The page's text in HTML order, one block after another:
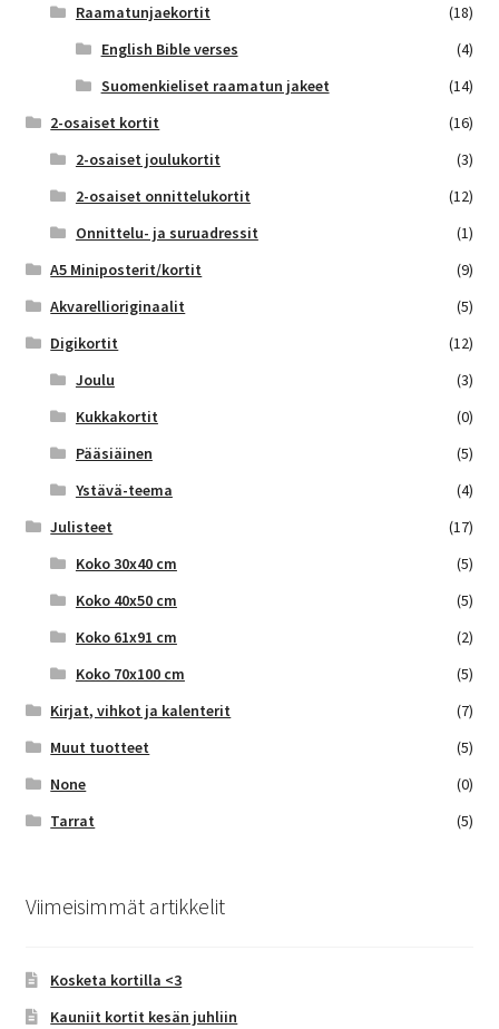
Raamatunjaekortit
(18)
English Bible verses
(4)
Suomenkieliset raamatun jakeet
(14)
2-osaiset kortit
(16)
2-osaiset joulukortit
(3)
2-osaiset onnittelukortit
(12)
Onnittelu- ja suruadressit
(1)
A5 Miniposterit/kortit
(9)
Akvarellioriginaalit
(5)
Digikortit
(12)
Joulu
(3)
Kukkakortit
(0)
Pääsiäinen
(5)
Ystävä-teema
(4)
Julisteet
(17)
Koko 30x40 cm
(5)
Koko 40x50 cm
(5)
Koko 61x91 cm
(2)
Koko 70x100 cm
(5)
Kirjat, vihkot ja kalenterit
(7)
Muut tuotteet
(5)
None
(0)
Tarrat
(5)
Viimeisimmät artikkelit
Kosketa kortilla <3
Kauniit kortit kesän juhliin